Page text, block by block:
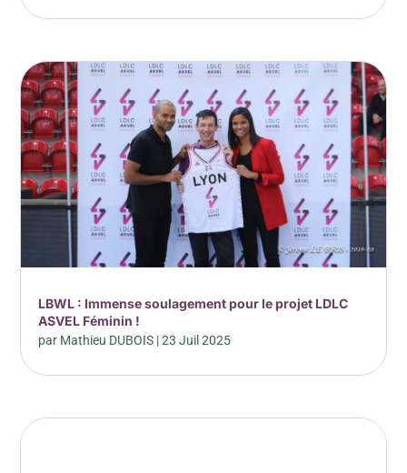
LBWL : Immense soulagement pour le projet LDLC
ASVEL Féminin !
par Mathieu DUBOIS |23 Juil 2025